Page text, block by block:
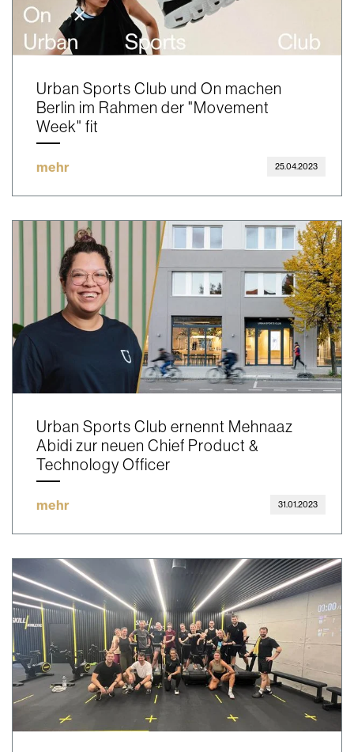
Urban Sports Club und On machen
Berlin im Rahmen der "Movement
Week" fit
mehr 25.04.2023
Urban Sports Club ernennt Mehnaaz
Abidi zur neuen Chief Product &
Technology Officer
mehr 31.01.2023